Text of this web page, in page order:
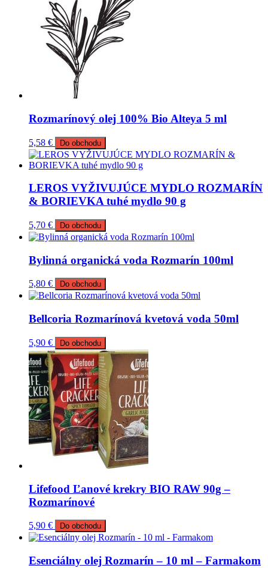
Rozmarínový olej 100% Bio Alteya 5 ml
5,58 € Do obchodu
LEROS VYŽIVUJÚCE MYDLO ROZMARÍN
& BORIEVKA tuhé mydlo 90 g
5,70 € Do obchodu
Bylinná organická voda Rozmarín 100ml
5,80 € Do obchodu
Bellcoria Rozmarínová kvetová voda 50ml
5,90 € Do obchodu
Lifefood Ľanové krekry BIO RAW 90g –
Rozmarínové
5,90 € Do obchodu
Esenciálny olej Rozmarín – 10 ml – Farmakom